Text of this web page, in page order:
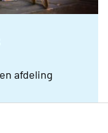
afdeling